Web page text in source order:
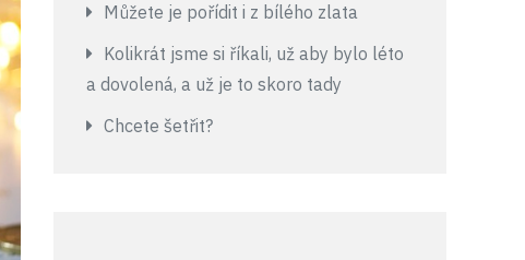
Můžete je pořídit i z bílého zlata
Kolikrát jsme si říkali, už aby bylo léto
a dovolená, a už je to skoro tady
Chcete šetřit?